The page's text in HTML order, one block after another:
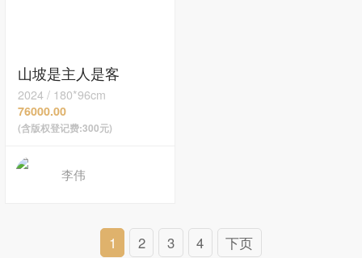
山坡是主人是客
2024/ 180*96cm
76000.00
(含版权登记费:300元)
李伟
1 2 3 4 下页